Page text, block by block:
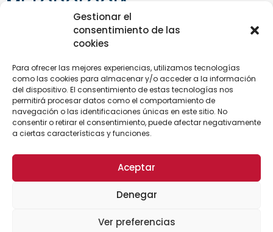
Gestionar el
consentimiento de las
cookies
Para ofrecer las mejores experiencias, utilizamos tecnologías
como las cookies para almacenar y/o acceder a la información
del dispositivo. El consentimiento de estas tecnologías nos
permitirá procesar datos como el comportamiento de
navegación o las identificaciones únicas en este sitio. No
consentir o retirar el consentimiento, puede afectar negativamente
a ciertas características y funciones.
Aceptar
Denegar
Ver preferencias
Existe la posibilidad de realizar esta formación en
presencial u online
modalidad online se requiere que el alumno disponga
de los medios tecnológicos necesarios que
garanticen la calidad de la formación.
Requisitos técnicos:
Acceso a internet ( que permita la conexión a la
plataforma ZOOM, desde la que se realizará la
retrasmisión online)
Cámara (debe estar conectada en todo
momento para verificar la asistencia del alumno)
comunicación sincrona entre el docente y el